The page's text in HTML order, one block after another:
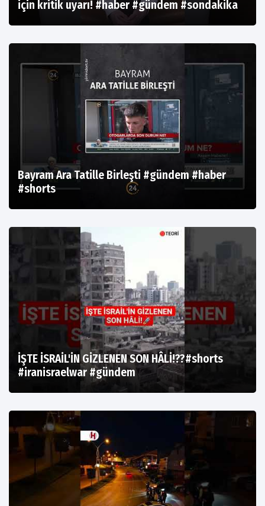
için kritik uyarı! #haber #gündem #sondakika
Bayram Ara Tatille Birleşti #gündem #haber
#shorts
İŞTE İSRAİL'İN GİZLENEN SON HÂLİ!??#shorts
#iranisraelwar #gündem